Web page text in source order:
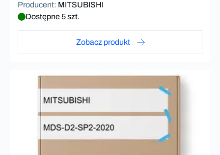
Producent: MITSUBISHI
Dostępne 5 szt.
Zobacz produkt